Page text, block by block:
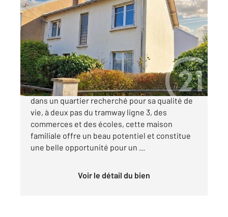
NANTES 44
107,67 m2, 6 pièces
Ref : 40127
Maison à vendre
387 500 €
NANTES : Longchamp - Ste Thérèse Située
dans un quartier recherché pour sa qualité de
vie, à deux pas du tramway ligne 3, des
commerces et des écoles, cette maison
familiale offre un beau potentiel et constitue
une belle opportunité pour un ...
Voir le détail du bien